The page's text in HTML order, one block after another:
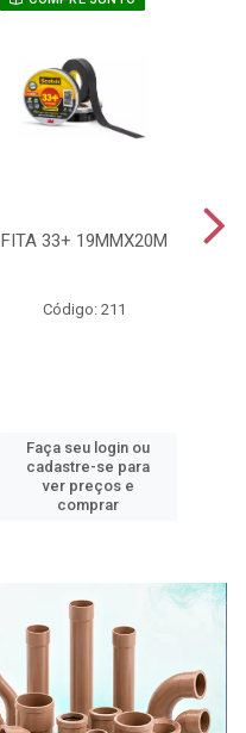
FITA 33+ 19MMX20M
Código: 211
Faça seu login ou
cadastre-se para
ver preços e
comprar